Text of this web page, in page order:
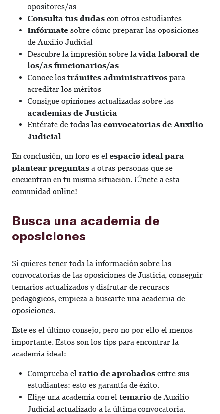
opositores/as
Consulta tus dudas con otros estudiantes
Infórmate sobre cómo preparar las oposiciones
de Auxilio Judicial
Descubre la impresión sobre lavida laboral de
los/as funcionarios/as
Conoce los trámites administrativos para
acreditar los méritos
Consigue opiniones actualizadas sobre las
academias de Justicia
Entérate de todas las convocatorias de Auxilio
Judicial
En conclusión, un foro es el espacio ideal para
plantear preguntas a otras personas que se
encuentran en tu misma situación. ¡Únete a esta
comunidad online!
Busca una academia de
oposiciones
Si quieres tener toda la información sobre las
convocatorias de las oposiciones de Justicia, conseguir
temarios actualizados y disfrutar de recursos
pedagógicos, empieza a buscarte una academia de
oposiciones.
Este es el último consejo, pero no por ello el menos
importante. Estos son los tips para encontrar la
academia ideal:
Comprueba el ratio de aprobados entre sus
estudiantes: esto es garantía de éxito.
Elige una academia con el temario de Auxilio
Judicial actualizado a la última convocatoria.